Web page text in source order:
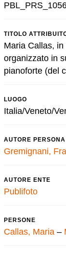
TITOLO
Maria Callas,
organizzato in
pianoforte (del
LUOGO
Italia/Veneto/
AUTORE PERSONA
Gremignani,
AUTORE ENTE
Publifoto
PERSONE
Callas, Maria –